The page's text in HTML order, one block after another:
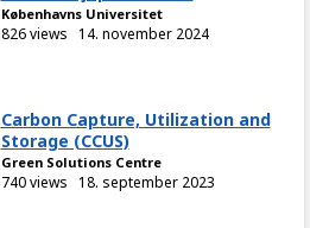
Københavns Universitet
826 views 14. november 2024
Carbon Capture, Utilization and
Storage (CCUS)
Green Solutions Centre
740 views 18. september 2023